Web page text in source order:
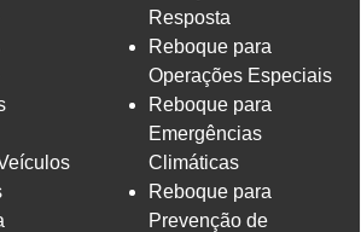
Resposta
Reboque para
Operações Especiais
Reboque para
Emergências
Climáticas
Reboque para
Prevenção de